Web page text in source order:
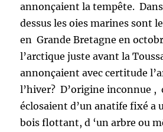
annonçaient la tempête.
dessus les oies marines sont
en Grande Bretagne en
l’arctique juste avant la
annonçaient avec certitude
l’hiver? D’origine inconnue ,
éclosaient d’un anatife fixé a
bois flottant, d ‘un arbre ou